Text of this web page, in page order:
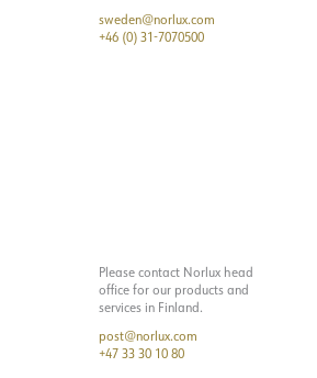
sweden@norlux.com
+46 (0) 31-7070500
Please contact Norlux head
office for our products and
services in Finland.
post@norlux.com
+47 33 30 10 80